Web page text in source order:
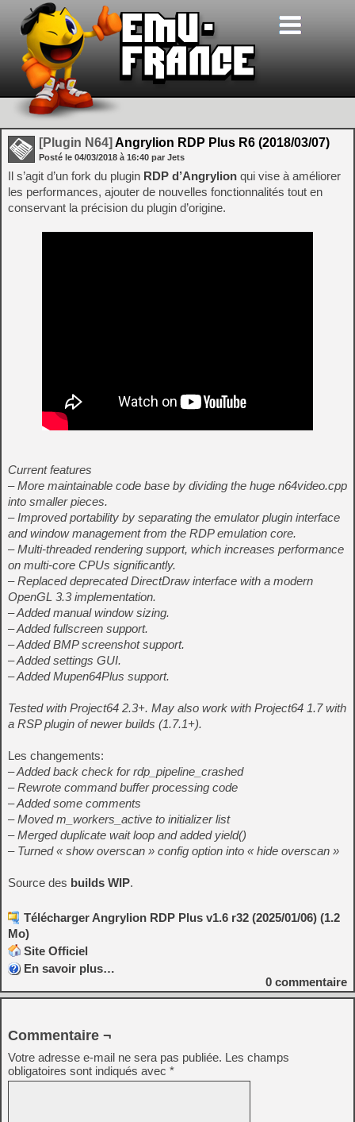
[Plugin N64] Angrylion RDP Plus R6 (2018/03/07)
Posté le 04/03/2018 à 16:40 par Jets
Il s’agit d’un fork du plugin RDP d’Angrylion qui vise à améliorer
les performances, ajouter de nouvelles fonctionnalités tout en
conservant la précision du plugin d’origine.
Current features
– More maintainable code base by dividing the huge n64video.cpp
into smaller pieces.
– Improved portability by separating the emulator plugin interface
and window management from the RDP emulation core.
– Multi-threaded rendering support, which increases performance
on multi-core CPUs significantly.
– Replaced deprecated DirectDraw interface with a modern
OpenGL 3.3 implementation.
– Added manual window sizing.
– Added fullscreen support.
– Added BMP screenshot support.
– Added settings GUI.
– Added Mupen64Plus support.
Tested with Project64 2.3+. May also work with Project64 1.7 with
a RSP plugin of newer builds (1.7.1+).
Les changements:
– Added back check for rdp_pipeline_crashed
– Rewrote command buffer processing code
– Added some comments
– Moved m_workers_active to initializer list
– Merged duplicate wait loop and added yield()
– Turned « show overscan » config option into « hide overscan »
Source des builds WIP.
Télécharger Angrylion RDP Plus v1.6 r32 (2025/01/06) (1.2
Mo)
Site Officiel
En savoir plus…
0 commentaire
Commentaire ¬
Votre adresse e-mail ne sera pas publiée. Les champs
obligatoires sont indiqués avec *